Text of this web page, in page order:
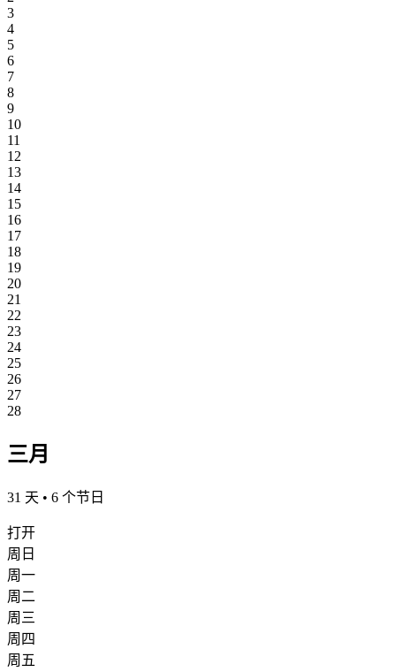
3
4
5
6
7
8
9
10
11
12
13
14
15
16
17
18
19
20
21
22
23
24
25
26
27
28
三月
31 天 • 6 个节日
打开
周日
周一
周二
周三
周四
周五